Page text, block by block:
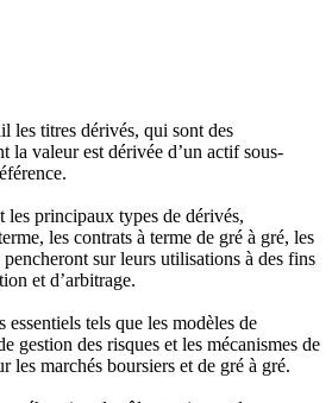
les titres dérivés, qui sont des
la valeur est dérivée d’un actif sous-
les principaux types de dérivés,
les contrats à terme de gré à gré, les
sur leurs utilisations à des fins
et d’arbitrage.
tels que les modèles de
gestion des risques et les mécanismes de
les marchés boursiers et de gré à gré.